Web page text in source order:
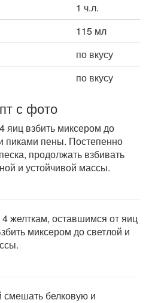
1 ч.л.
115 мл
по вкусу
по вкусу
с фото
яиц взбить миксером до
пиками пены. Постепенно
продолжать взбивать
и устойчивой массы.
4 желткам, оставшимся от яиц
миксером до светлой и
смешать белковую и